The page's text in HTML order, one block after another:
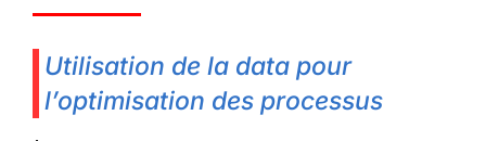
Utilisation de la data pour
l’optimisation des processus